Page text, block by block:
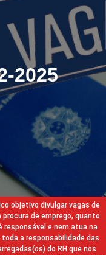
2025
objetivo divulgar vagas de
de emprego, quanto
responsável e nem atua na
a responsabilidade das
do RH que nos